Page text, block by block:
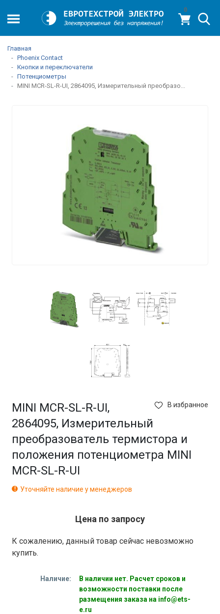
0
Главная
Phoenix Contact
Кнопки и переключатели
Потенциометры
MINI MCR-SL-R-UI, 2864095, Измерительный преобразо...
В избранное
MINI MCR-SL-R-UI,
2864095, Измерительный
преобразователь термистора и
положения потенциометра MINI
MCR-SL-R-UI
Уточняйте наличие у менеджеров
Цена по запросу
К сожалению, данный товар сейчас невозможно
купить.
Наличие:
В наличии нет. Расчет сроков и
возможности поставки после
размещения заказа на info@ets-
e.ru